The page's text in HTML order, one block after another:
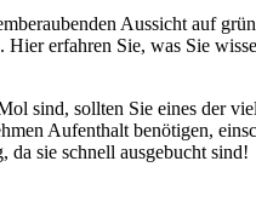
Aussicht auf
erfahren Sie, was Sie
sind, sollten Sie eines der
Aufenthalt benötigen,
da sie schnell ausgebucht sind!